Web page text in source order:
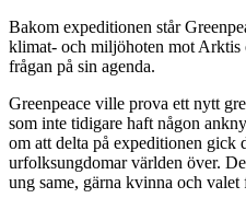
Bakom expeditionen står
klimat- och miljöhoten mot Arktis
frågan på sin agenda.
Greenpeace ville prova ett nytt
som inte tidigare haft någon
om att delta på expeditionen gick
urfolksungdomar världen över.
ung same, gärna kvinna och